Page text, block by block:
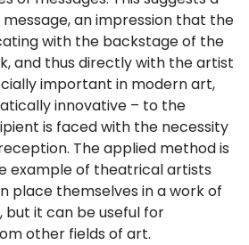
an impression that the
with the backstage of the
and thus directly with the artist
important in modern art,
innovative – to the
is faced with the necessity
The applied method is
example of theatrical artists
place themselves in a work of
it can be useful for
other fields of art.